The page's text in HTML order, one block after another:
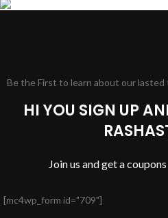
Be the First to learn about our
HI YOU SIGN UP
Join us and get a
[mc4wp_form id="709"]